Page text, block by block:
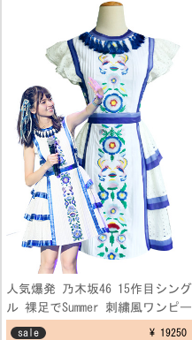
人気爆発 乃木坂46 15作目シング
ル 裸足でSummer 刺繍風ワンピー
スコスプレ衣装
sale ¥ 19250